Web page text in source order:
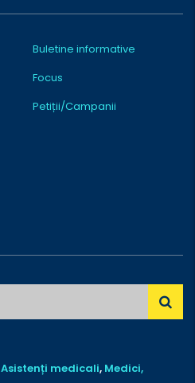
Buletine informative
Focus
Petiții/Campanii
Asistenți medicali, Medici,